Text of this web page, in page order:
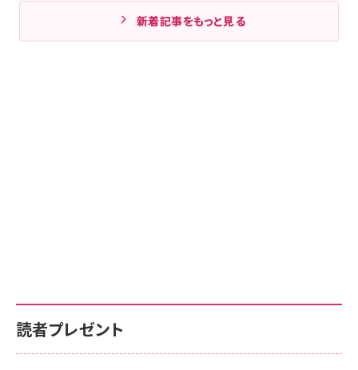
新着記事をもっと見る
読者プレゼント